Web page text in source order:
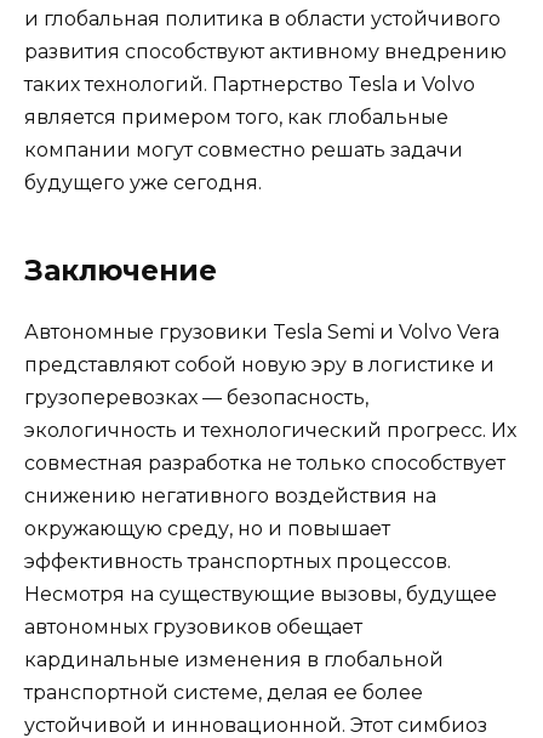
и глобальная политика в области устойчивого
развития способствуют активному внедрению
таких технологий. Партнерство Tesla и Volvo
является примером того, как глобальные
компании могут совместно решать задачи
будущего уже сегодня.
Заключение
Автономные грузовики Tesla Semi и Volvo Vera
представляют собой новую эру в логистике и
грузоперевозках — безопасность,
экологичность и технологический прогресс. Их
совместная разработка не только способствует
снижению негативного воздействия на
окружающую среду, но и повышает
эффективность транспортных процессов.
Несмотря на существующие вызовы, будущее
автономных грузовиков обещает
кардинальные изменения в глобальной
транспортной системе, делая ее более
устойчивой и инновационной. Этот симбиоз